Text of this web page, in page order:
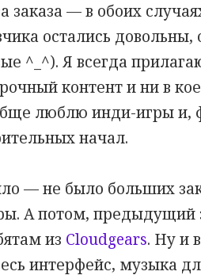
заказа — в обоих
остались довольны,
^_^). Я всегда
контент и ни в
люблю инди-игры и,
начал.
— не было больших
А потом, предыдущий
из Сloudgears. Ну и
интерфейс, музыка